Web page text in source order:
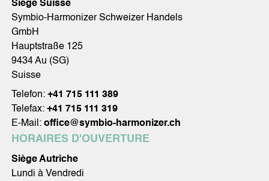
Siège Suisse
Symbio-Harmonizer Schweizer Handels
GmbH
Hauptstraße 125
9434 Au (SG)
Suisse
Telefon: +41 715 111 389
Telefax: +41 715 111 319
E-Mail: office@symbio-harmonizer.ch
HORAIRES D'OUVERTURE
Siège Autriche
Lundi à Vendredi